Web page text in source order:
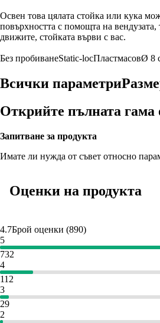
Освен това цялата стойка или кука
повърхността с помощта на вендузата,
движите, стойката върви с вас.
Без пробиванеStatic-locПластмасовØ 8
Всички параметри
Открийте пълната гама
Запитване за продукта
Имате ли нужда от съвет относно
Оценки на продукта
4.7Брой оценки (890)
5
732
4
112
3
29
2